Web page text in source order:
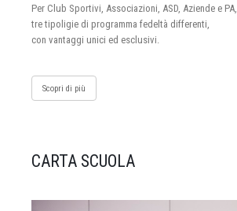
Per Club Sportivi, Associazioni, ASD, Aziende e PA,
tre tipoligie di programma fedeltà differenti,
con vantaggi unici ed esclusivi.
Scopri di più
CARTA SCUOLA